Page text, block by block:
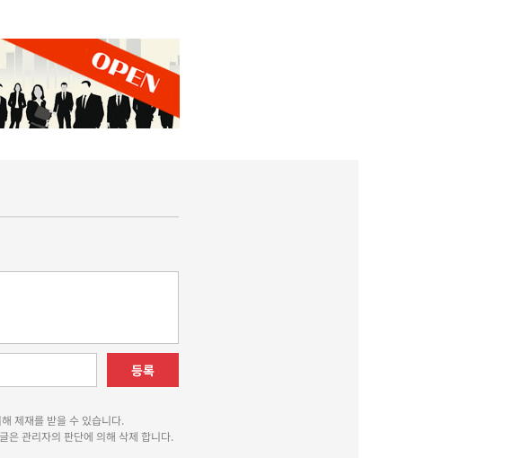
등록
제재를 받을 수 있습니다.
은 관리자의 판단에 의해 삭제 합니다.